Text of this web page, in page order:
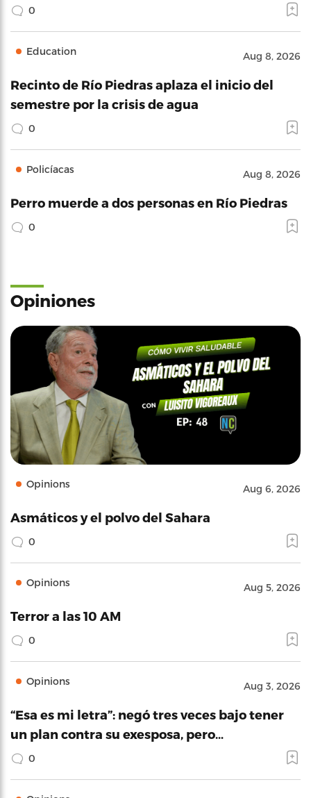
0
Education Aug 8, 2026
Recinto de Río Piedras aplaza el inicio del
semestre por la crisis de agua
0
Policíacas Aug 8, 2026
Perro muerde a dos personas en Río Piedras
0
Opiniones
Opinions Aug 6, 2026
Asmáticos y el polvo del Sahara
0
Opinions Aug 5, 2026
Terror a las 10 AM
0
Opinions Aug 3, 2026
“Esa es mi letra”: negó tres veces bajo tener
un plan contra su exesposa, pero…
0